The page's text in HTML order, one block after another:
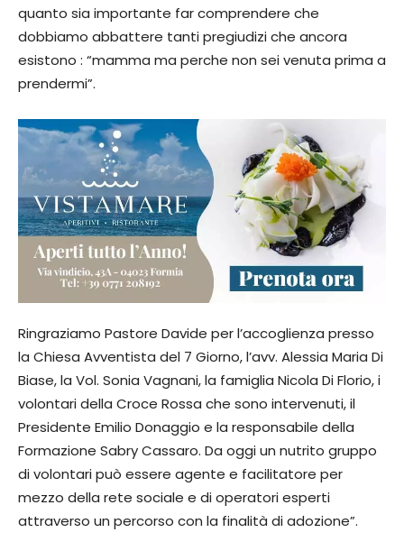
quanto sia importante far comprendere che
dobbiamo abbattere tanti pregiudizi che ancora
esistono : “mamma ma perche non sei venuta prima a
prendermi”.
Ringraziamo Pastore Davide per l’accoglienza presso
la Chiesa Avventista del 7 Giorno, l’avv. Alessia Maria Di
Biase, la Vol. Sonia Vagnani, la famiglia Nicola Di Florio, i
volontari della Croce Rossa che sono intervenuti, il
Presidente Emilio Donaggio e la responsabile della
Formazione Sabry Cassaro. Da oggi un nutrito gruppo
di volontari può essere agente e facilitatore per
mezzo della rete sociale e di operatori esperti
attraverso un percorso con la finalità di adozione”.